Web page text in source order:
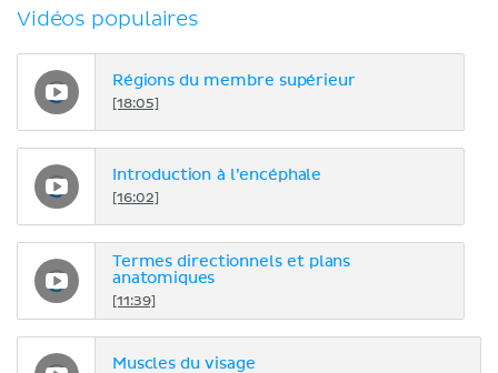
Vidéos populaires
Régions du membre supérieur
[18:05]
Introduction à l’encéphale
[16:02]
Termes directionnels et plans
anatomiques
[11:39]
Muscles du visage